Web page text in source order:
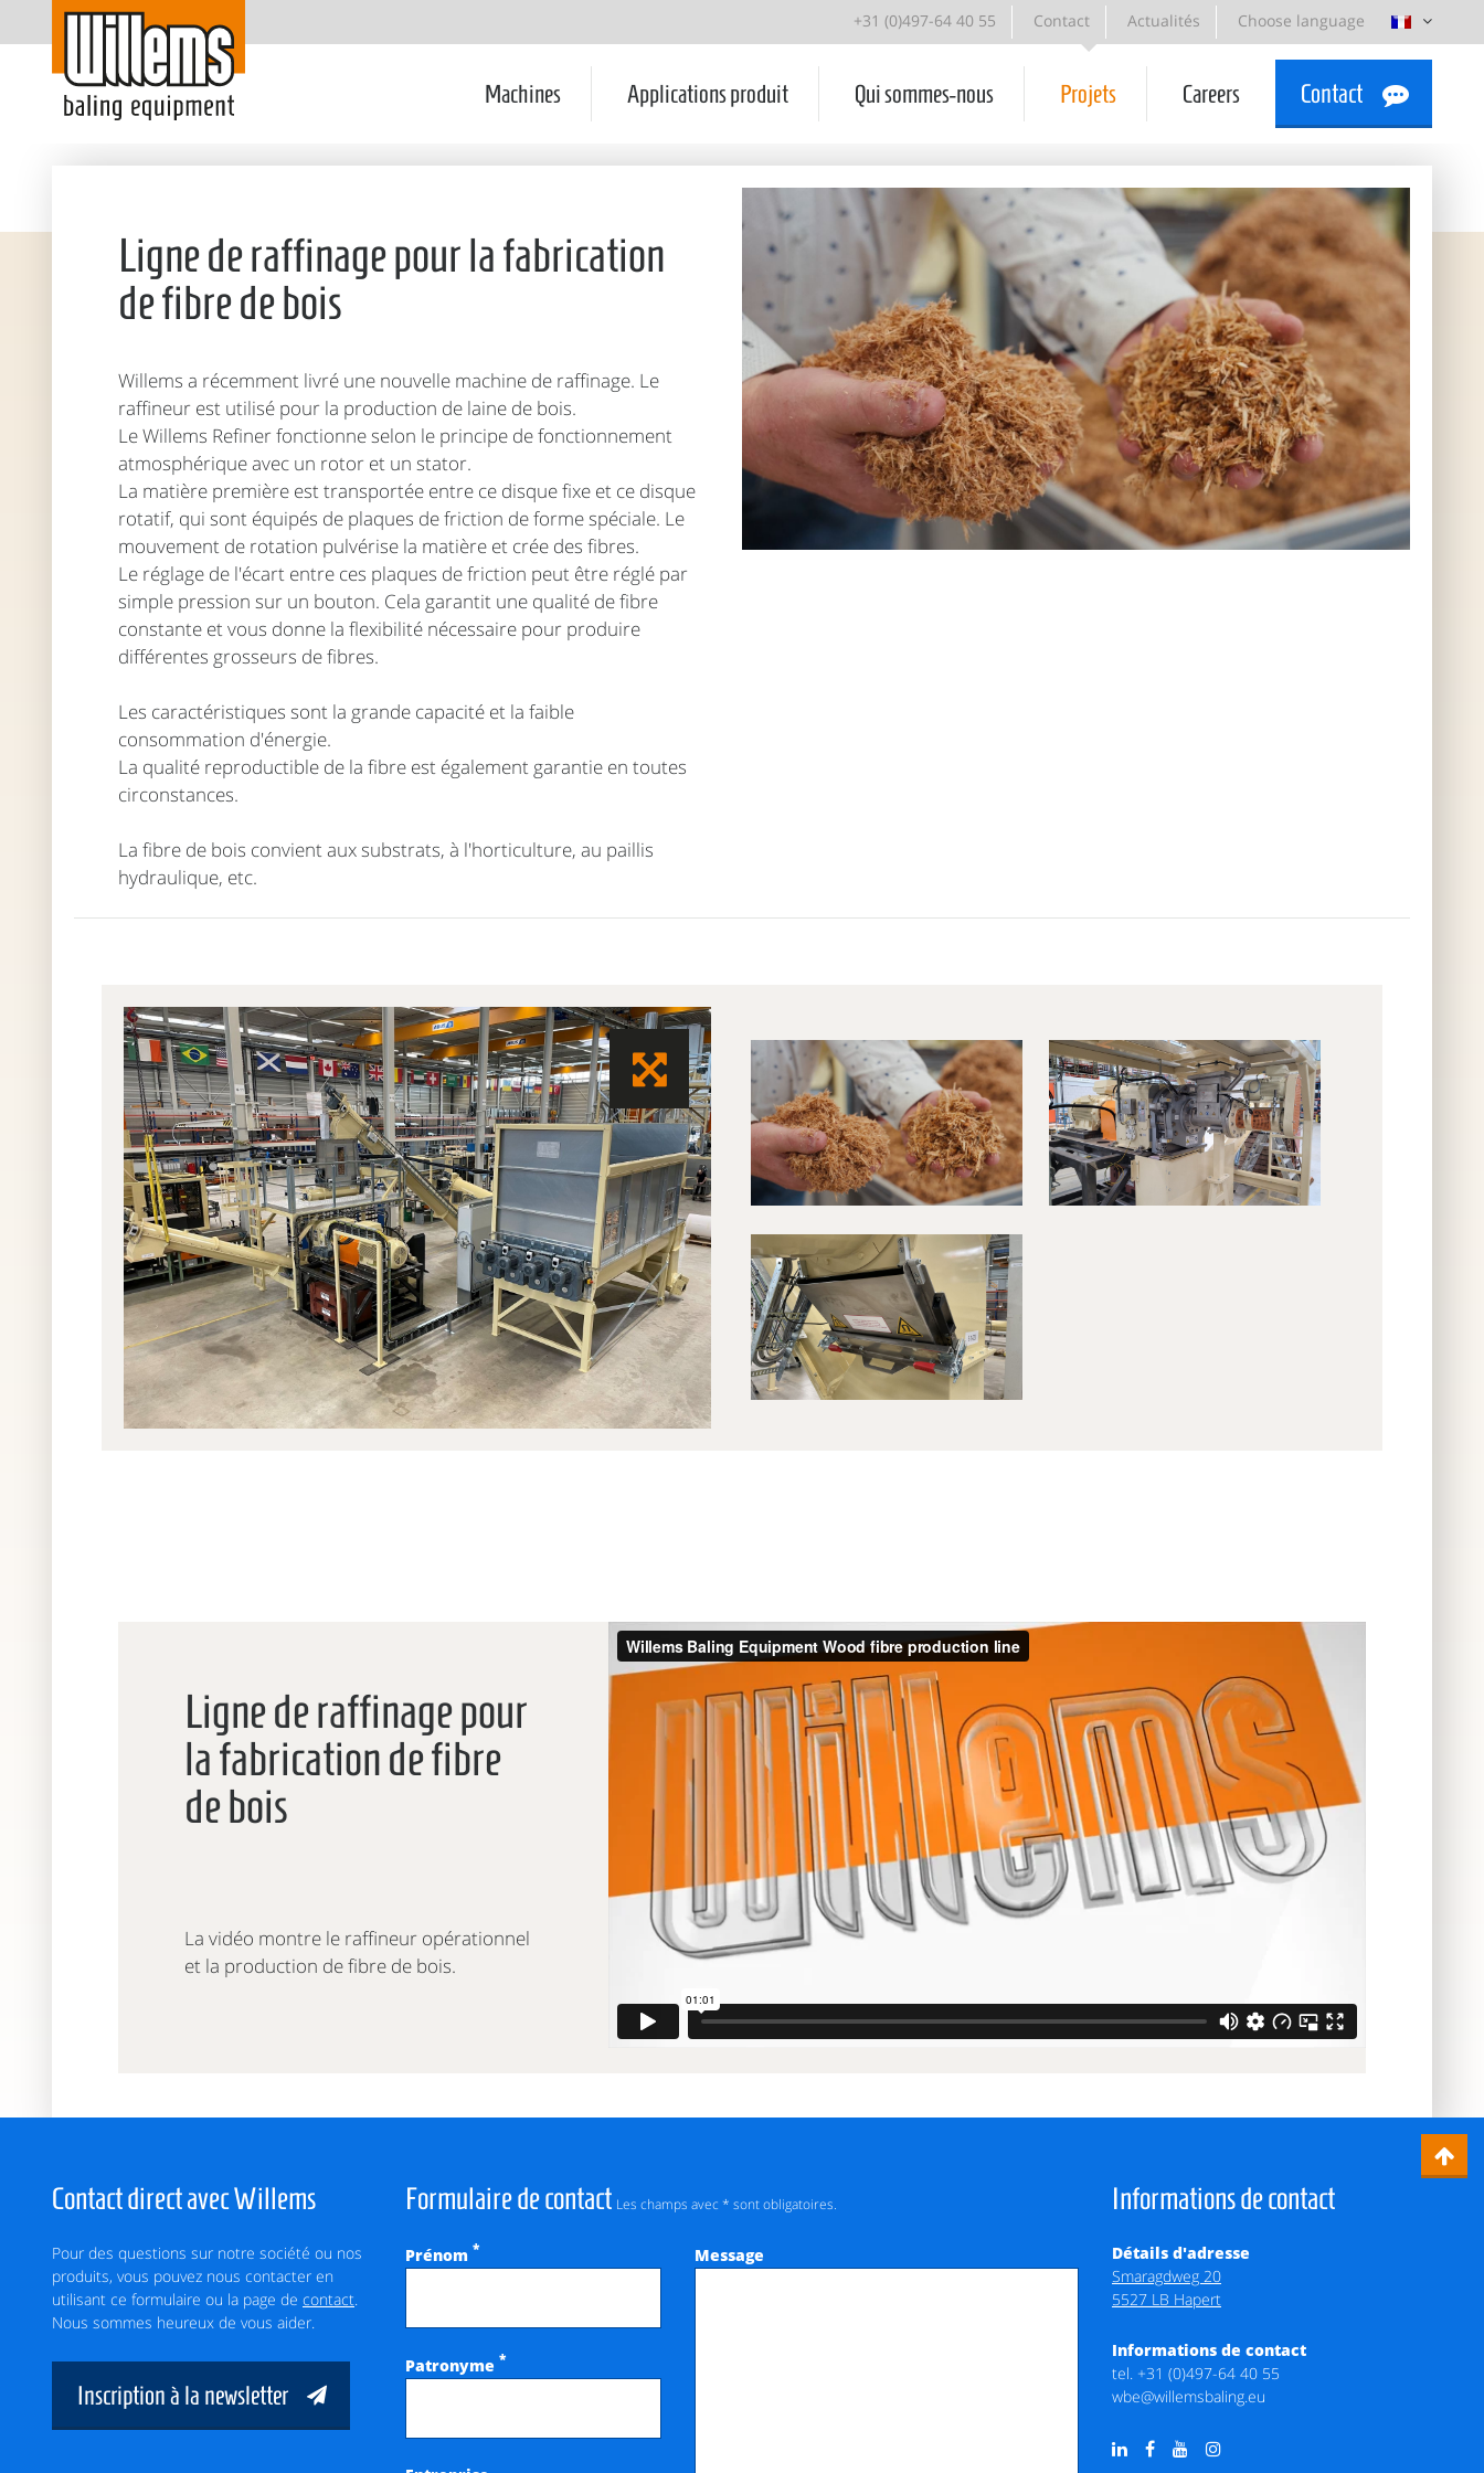
+31 (0)497-64 40 55 Contact Actualités Choose language
Machines Applications produit Qui sommes-nous Projets Careers Contact
Ligne de raffinage pour la fabrication
de fibre de bois
Willems a récemment livré une nouvelle machine de raffinage. Le
raffineur est utilisé pour la production de laine de bois.
Le Willems Refiner fonctionne selon le principe de fonctionnement
atmosphérique avec un rotor et un stator.
La matière première est transportée entre ce disque fixe et ce disque
rotatif, qui sont équipés de plaques de friction de forme spéciale. Le
mouvement de rotation pulvérise la matière et crée des fibres.
Le réglage de l'écart entre ces plaques de friction peut être réglé par
simple pression sur un bouton. Cela garantit une qualité de fibre
constante et vous donne la flexibilité nécessaire pour produire
différentes grosseurs de fibres.
Les caractéristiques sont la grande capacité et la faible
consommation d'énergie.
La qualité reproductible de la fibre est également garantie en toutes
circonstances.
La fibre de bois convient aux substrats, à l'horticulture, au paillis
hydraulique, etc.
Ligne de raffinage pour
la fabrication de fibre
de bois
La vidéo montre le raffineur opérationnel
et la production de fibre de bois.
Contact direct avec Willems
Pour des questions sur notre société ou nos
produits, vous pouvez nous contacter en
utilisant ce formulaire ou la page de contact
Nous sommes heureux de vous aider.
Inscription à la newsletter
Formulaire de contact Les champs avec * sont obligatoires.
Prénom *
Patronyme *
Message
Informations de contact
Détails d'adresse
Smaragdweg 20
5527 LB Hapert
Informations de contact
tel. +31 (0)497-64 40 55
wbe@willemsbaling.eu